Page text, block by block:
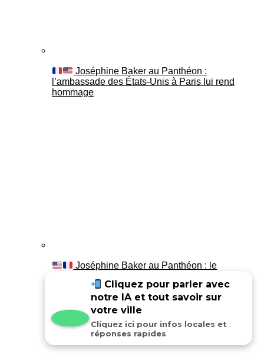
Joséphine Baker au Panthéon :
l’ambassade des États-Unis à Paris lui rend
hommage
Joséphine Baker au Panthéon : le
Cliquez pour parler avec
notre IA et tout savoir sur
votre ville
Cliquez ici pour infos locales et
réponses rapides